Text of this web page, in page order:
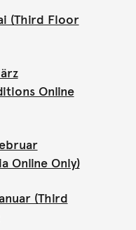
(Third Floor
Online
Online Only)
(Third